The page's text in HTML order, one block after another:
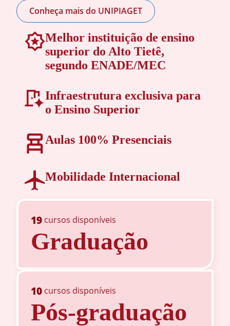
Conheça mais do UNIPIAGET
Melhor instituição de ensino
superior do Alto Tietê,
segundo ENADE/MEC
Infraestrutura exclusiva para
o Ensino Superior
Aulas 100% Presenciais
Mobilidade Internacional
19 cursos disponíveis
Graduação
10 cursos disponíveis
Pós-graduação